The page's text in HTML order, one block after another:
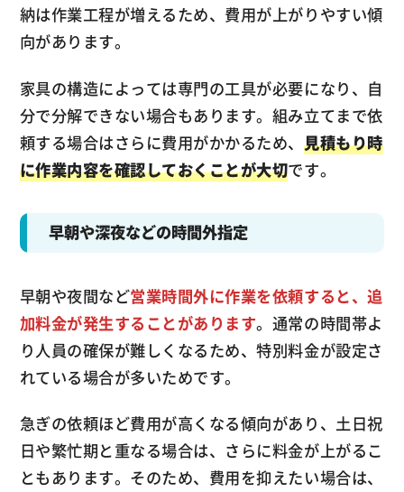
納は作業工程が増えるため、費用が上がりやすい傾
向があります。
家具の構造によっては専門の工具が必要になり、自
分で分解できない場合もあります。組み立てまで依
頼する場合はさらに費用がかかるため、 見積もり時
に作業内容を確認しておくことが大切です。
早朝や深夜などの時間外指定
早朝や夜間など営業時間外に作業を依頼すると、追
加料金が発生することがあります。通常の時間帯よ
り人員の確保が難しくなるため、特別料金が設定さ
れている場合が多いためです。
急ぎの依頼ほど費用が高くなる傾向があり、土日祝
日や繁忙期と重なる場合は、さらに料金が上がるこ
ともあります。そのため、費用を抑えたい場合は、